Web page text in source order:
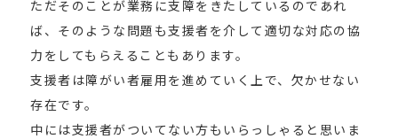
ただそのことが業務に支障をきたしているのであれ
ば、そのような問題も支援者を介して適切な対応の協
力をしてもらえることもあります。
支援者は障がい者雇用を進めていく上で、欠かせない
存在です。
中には支援者がついてない方もいらっしゃると思いま